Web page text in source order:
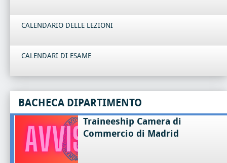
CALENDARIO DELLE LEZIONI
CALENDARI DI ESAME
BACHECA DIPARTIMENTO
Traineeship Camera di
Commercio di Madrid